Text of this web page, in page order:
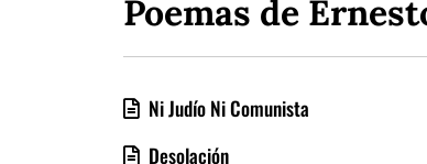
Poemas de
Ni Judío Ni Comunista
Desolación